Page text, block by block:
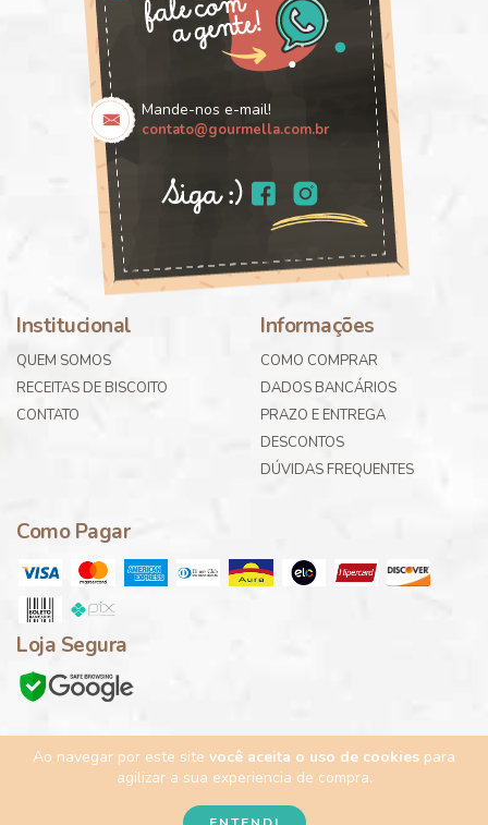
Ao navegar por este site você aceita o uso de cookies para
agilizar a sua experiencia de compra.
Mande-nos e-mail!
contato@gourmella.com.br
Institucional
QUEM SOMOS
RECEITAS DE BISCOITO
CONTATO
Informações
COMO COMPRAR
DADOS BANCÁRIOS
PRAZO E ENTREGA
DESCONTOS
DÚVIDAS FREQUENTES
Como Pagar
Loja Segura
Copyright Gourmella - 05.906.971/0001-19 - 2026. Todos os direitos